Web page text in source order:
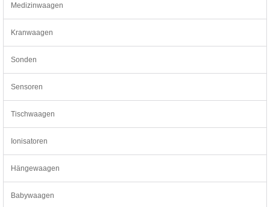
Medizinwaagen
Kranwaagen
Sonden
Sensoren
Tischwaagen
Ionisatoren
Hängewaagen
Babywaagen